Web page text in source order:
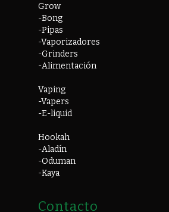
Grow
-Bong
-Pipas
-Vaporizadores
-Grinders
-Alimentación
Vaping
-Vapers
-E-liquid
Hookah
-Aladín
-Oduman
-Kaya
Contacto